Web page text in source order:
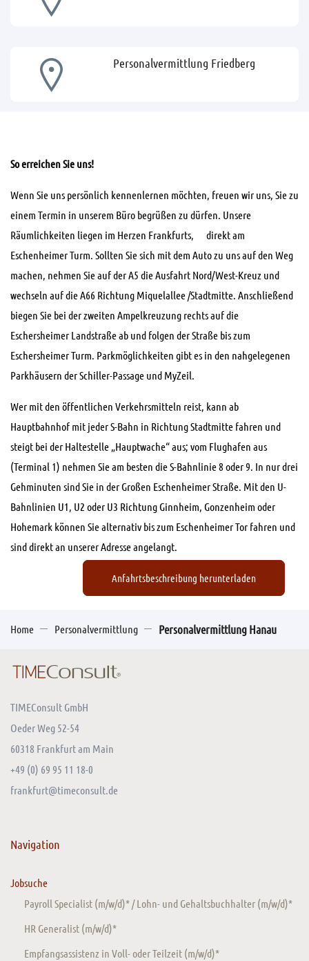
Personalvermittlung Friedberg
So erreichen Sie uns!
Wenn Sie uns persönlich kennenlernen möchten, freuen wir uns, Sie zu
einem Termin in unserem Büro begrüßen zu dürfen. Unsere
Räumlichkeiten liegen im Herzen Frankfurts, direkt am
Eschenheimer Turm. Sollten Sie sich mit dem Auto zu uns auf den Weg
machen, nehmen Sie auf der A5 die Ausfahrt Nord/West-Kreuz und
wechseln auf die A66 Richtung Miquelallee /Stadtmitte. Anschließend
biegen Sie bei der zweiten Ampelkreuzung rechts auf die
Eschersheimer Landstraße ab und folgen der Straße bis zum
Eschersheimer Turm. Parkmöglichkeiten gibt es in den nahgelegenen
Parkhäusern der Schiller-Passage und MyZeil.
Wer mit den öffentlichen Verkehrsmitteln reist, kann ab
Hauptbahnhof mit jeder S-Bahn in Richtung Stadtmitte fahren und
steigt bei der Haltestelle „Hauptwache“ aus; vom Flughafen aus
(Terminal 1) nehmen Sie am besten die S-Bahnlinie 8 oder 9. In nur drei
Gehminuten sind Sie in der Großen Eschenheimer Straße. Mit den U-
Bahnlinien U1, U2 oder U3 Richtung Ginnheim, Gonzenheim oder
Hohemark können Sie alternativ bis zum Eschenheimer Tor fahren und
sind direkt an unserer Adresse angelangt.
Anfahrtsbeschreibung herunterladen
Home Personalvermittlung Personalvermittlung Hanau
TIMEConsult GmbH
Oeder Weg 52-54
60318 Frankfurt am Main
+49 (0) 69 95 11 18-0
frankfurt@timeconsult.de
Navigation
Jobsuche
Payroll Specialist (m/w/d)* / Lohn- und Gehaltsbuchhalter (m/w/d)*
HR Generalist (m/w/d)*
Empfangsassistenz in Voll- oder Teilzeit (m/w/d)*